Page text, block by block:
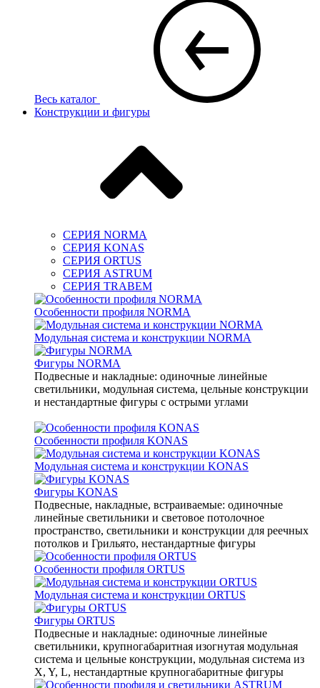
Весь каталог
Конструкции и фигуры
СЕРИЯ NORMA
СЕРИЯ KONAS
СЕРИЯ ORTUS
СЕРИЯ ASTRUM
СЕРИЯ TRABEM
Особенности профиля NORMA
Модульная система и конструкции NORMA
Фигуры NORMA
Подвесные и накладные: одиночные линейные
светильники, модульная система, цельные конструкции
и нестандартные фигуры с острыми углами
Особенности профиля KONAS
Модульная система и конструкции KONAS
Фигуры KONAS
Подвесные, накладные, встраиваемые: одиночные
линейные светильники и световое потолочное
пространство, светильники и конструкции для реечных
потолков и Грильято, нестандартные фигуры
Особенности профиля ORTUS
Модульная система и конструкции ORTUS
Фигуры ORTUS
Подвесные и накладные: одиночные линейные
светильники, крупногабаритная изогнутая модульная
система и цельные конструкции, модульная система из
X, Y, L, нестандартные крупногабаритные фигуры